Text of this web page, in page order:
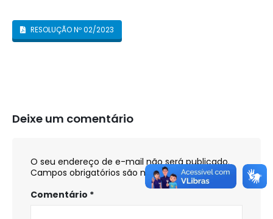
RESOLUÇÃO Nº 02/2023
Deixe um comentário
O seu endereço de e-mail não será publicado.
Campos obrigatórios são marcados com*
Comentário *